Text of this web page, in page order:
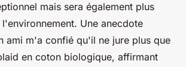
mais sera également plus
Une anecdote
ami m'a confié qu'il ne jure plus que
en coton biologique, affirmant